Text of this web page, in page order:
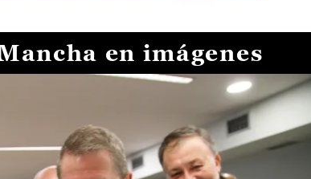
en imágenes